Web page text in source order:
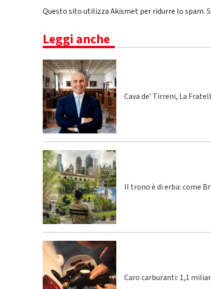
Questo sito utilizza Akismet per ridurre lo spam.
Leggi anche
Cava de’ Tirreni, La
Il trono è di erba: come
Caro carburanti: 1,1